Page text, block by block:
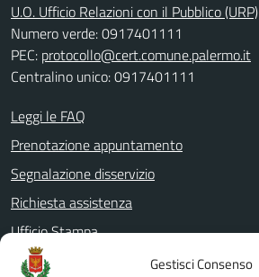
Gestisci Consenso
U.O. Ufficio Relazioni con il Pubblico (URP)
Numero verde: 0917401111
PEC: protocollo@cert.comune.palermo.it
Centralino unico: 0917401111
Leggi le FAQ
Prenotazione appuntamento
Segnalazione disservizio
Richiesta assistenza
Ufficio Stampa
Amministrazione Trasparente